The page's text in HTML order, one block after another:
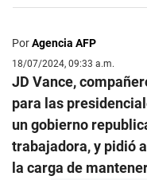
PorAgencia AFP
18/07/2024, 09:33 a.m.
JD Vance,
para las
un gobierno
trabajadora, y pidió
la carga de